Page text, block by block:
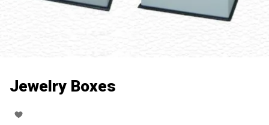
Jewelry Boxes